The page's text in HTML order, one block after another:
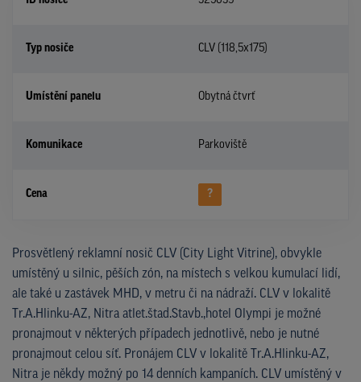
Typ nosiče CLV (118,5x175)
Umístění panelu Obytná čtvrť
Komunikace Parkoviště
Cena ?
Prosvětlený reklamní nosič CLV (City Light Vitrine), obvykle
umístěný u silnic, pěších zón, na místech s velkou kumulací lidí,
ale také u zastávek MHD, v metru či na nádraží. CLV v lokalitě
Tr.A.Hlinku-AZ, Nitra atlet.štad.Stavb.,hotel Olympi je možné
pronajmout v některých případech jednotlivě, nebo je nutné
pronajmout celou síť. Pronájem CLV v lokalitě Tr.A.Hlinku-AZ,
Nitra je někdy možný po 14 denních kampaních. CLV umístěný v